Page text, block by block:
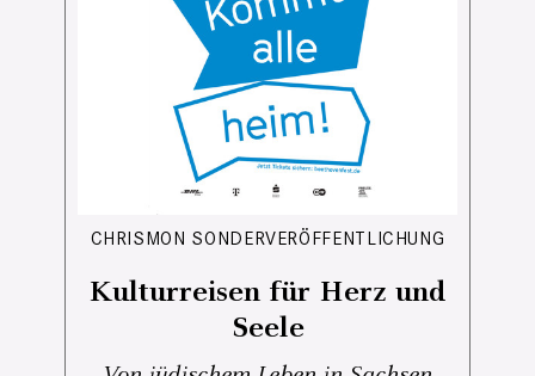
CHRISMON SONDERVERÖFFENTLICHUNG
Kulturreisen für Herz und
Seele